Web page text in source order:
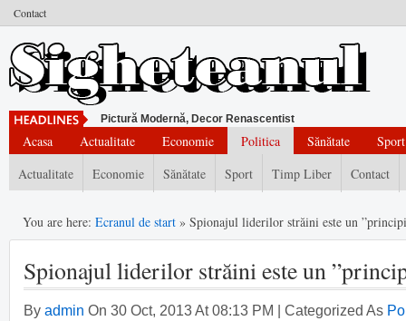
Contact
Pictură Modernă, Decor Renascentist
Acasa Actualitate Economie Politica Sănătate
Sport
Actualitate
Economie Sănătate Sport Timp Liber Contact
You are here: Ecranul de start » Spionajul liderilor străini este un
Spionajul liderilor străini este un
By admin On 30 Oct, 2013 At 08:13 PM | Categorized As